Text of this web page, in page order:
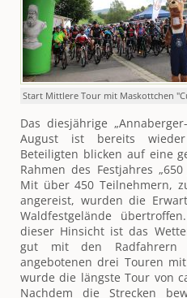
Start Mittlere Tour mit Maskottchen
Das diesjährige
August ist bereits
Beteiligten blicken auf eine
Rahmen des Festjahres
Mit über 450 Teilnehmern,
angereist, wurden die
Waldfestgelände
dieser Hinsicht ist das
gut mit den Radfahrern
angebotenen drei Touren
wurde die längste Tour von
Nachdem die Strecken